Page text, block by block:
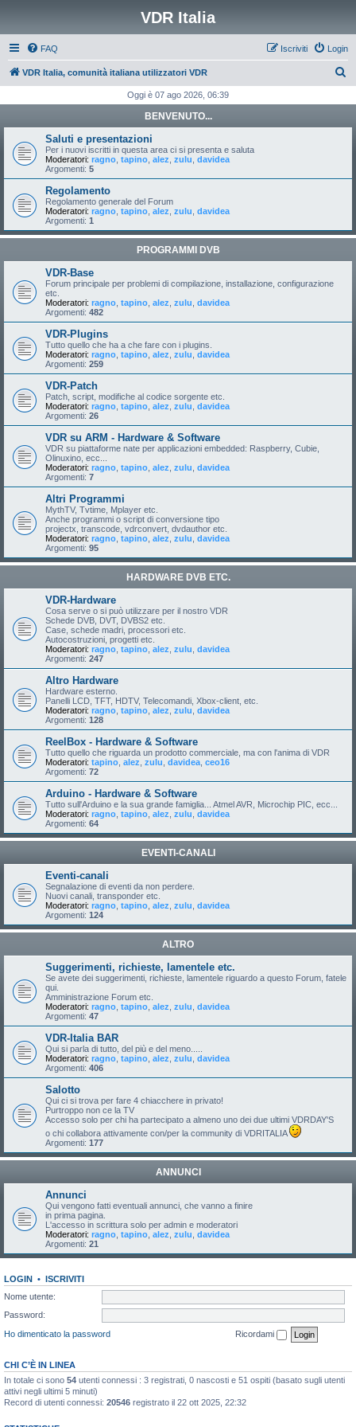
VDR Italia
FAQ Login
Iscriviti
VDR Italia, comunità italiana utilizzatori VDR
c
Oggi è 07 ago 2026, 06:39
BENVENUTO...
Saluti e presentazioni
Per i nuovi iscritti in questa area ci si presenta e saluta
Moderatori: ragno tapino alez zulu davidea
Argomenti: 5
Regolamento
Regolamento generale del Forum
Moderatori: ragno tapino alez zulu davidea
Argomenti: 1
PROGRAMMI DVB
VDR-Base
Forum principale per problemi di compilazione, installazione, configurazione
etc.
Moderatori: ragno tapino alez zulu davidea
Argomenti: 482
VDR-Plugins
Tutto quello che ha a che fare con i plugins.
Moderatori: ragno tapino alez zulu davidea
Argomenti: 259
VDR-Patch
Patch, script, modifiche al codice sorgente etc.
Moderatori: ragno tapino alez zulu davidea
Argomenti: 26
VDR su ARM - Hardware & Software
VDR su piattaforme nate per applicazioni embedded: Raspberry, Cubie,
Olinuxino, ecc...
Moderatori: ragno tapino alez zulu davidea
Argomenti: 7
Altri Programmi
MythTV, Tvtime, Mplayer etc.
Anche programmi o script di conversione tipo
projectx, transcode, vdrconvert, dvdauthor etc.
Moderatori: ragno tapino alez zulu davidea
Argomenti: 95
HARDWARE DVB ETC.
VDR-Hardware
Cosa serve o si può utilizzare per il nostro VDR
Schede DVB, DVT, DVBS2 etc.
Case, schede madri, processori etc.
Autocostruzioni, progetti etc.
Moderatori: ragno tapino alez zulu davidea
Argomenti: 247
Altro Hardware
Hardware esterno.
Panelli LCD, TFT, HDTV, Telecomandi, Xbox-client, etc.
Moderatori: ragno tapino alez zulu davidea
Argomenti: 128
ReelBox - Hardware & Software
Tutto quello che riguarda un prodotto commerciale, ma con l'anima di VDR
Moderatori: tapino alez zulu davidea ceo16
Argomenti: 72
Arduino - Hardware & Software
Tutto sull'Arduino e la sua grande famiglia... Atmel AVR, Microchip PIC, ecc...
Moderatori: ragno tapino alez zulu davidea
Argomenti: 64
EVENTI-CANALI
Eventi-canali
Segnalazione di eventi da non perdere.
Nuovi canali, transponder etc.
Moderatori: ragno tapino alez zulu davidea
Argomenti: 124
ALTRO
Suggerimenti, richieste, lamentele etc.
Se avete dei suggerimenti, richieste, lamentele riguardo a questo Forum, fatele
qui.
Amministrazione Forum etc.
Moderatori: ragno tapino alez zulu davidea
Argomenti: 47
VDR-Italia BAR
Qui si parla di tutto, del più e del meno.....
Moderatori: ragno tapino alez zulu davidea
Argomenti: 406
Salotto
Qui ci si trova per fare 4 chiacchere in privato!
Purtroppo non ce la TV
Accesso solo per chi ha partecipato a almeno uno dei due ultimi VDRDAY'S
o chi collabora attivamente con/per la community di VDRITALIA
Argomenti: 177
ANNUNCI
Annunci
Qui vengono fatti eventuali annunci, che vanno a finire
in prima pagina.
L'accesso in scrittura solo per admin e moderatori
Moderatori: ragno tapino alez zulu davidea
Argomenti: 21
LOGIN • ISCRIVITI
Nome utente:
Password:
Ho dimenticato la password
Ricordami
CHI C’È IN LINEA
In totale ci sono 54 utenti connessi : 3 registrati, 0 nascosti e 51 ospiti (basato sugli utenti
attivi negli ultimi 5 minuti)
Record di utenti connessi: 20546 registrato il 22 ott 2025, 22:32